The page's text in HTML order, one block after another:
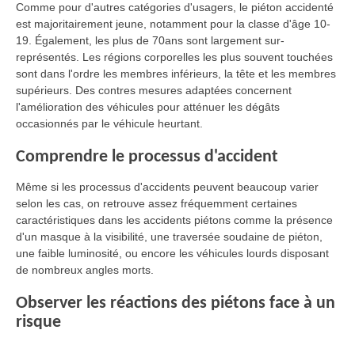
Comme pour d'autres catégories d'usagers, le piéton accidenté
est majoritairement jeune, notamment pour la classe d'âge 10-
19. Également, les plus de 70ans sont largement sur-
représentés. Les régions corporelles les plus souvent touchées
sont dans l'ordre les membres inférieurs, la tête et les membres
supérieurs. Des contres mesures adaptées concernent
l'amélioration des véhicules pour atténuer les dégâts
occasionnés par le véhicule heurtant.
Comprendre le processus d'accident
Même si les processus d'accidents peuvent beaucoup varier
selon les cas, on retrouve assez fréquemment certaines
caractéristiques dans les accidents piétons comme la présence
d'un masque à la visibilité, une traversée soudaine de piéton,
une faible luminosité, ou encore les véhicules lourds disposant
de nombreux angles morts.
Observer les réactions des piétons face à un
risque